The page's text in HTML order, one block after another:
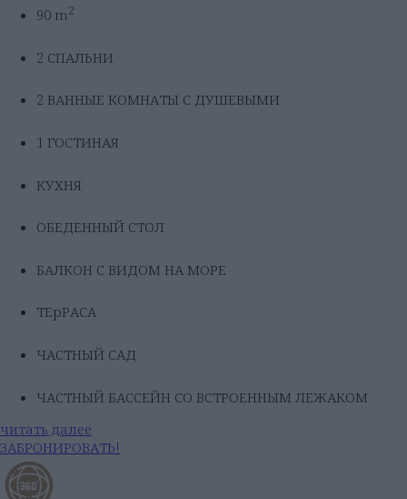
90 m2
2 СПАЛЬНИ
2 ВАННЫЕ КОМНАТЫ С ДУШЕВЫМИ
1 ГОСТИНАЯ
КУХНЯ
ОБЕДЕННЫЙ СТОЛ
БАЛКОН С ВИДОМ НА МОРЕ
ТЕрРАСА
ЧАСТНЫЙ САД
ЧАСТНЫЙ БАССЕЙН СО ВСТРОЕННЫМ ЛЕЖАКОМ
читать далее
ЗАБРОНИРОВАТЬ!